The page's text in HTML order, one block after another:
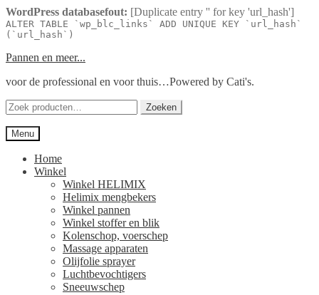
WordPress databasefout: [Duplicate entry '' for key 'url_hash']
ALTER TABLE `wp_blc_links` ADD UNIQUE KEY `url_hash`
(`url_hash`)
Ga
naar
Ga
de
Pannen en meer...
voor de professional en voor thuis…Powered by Cati's.
Zoeken
naar:
Zoeken
Menu
Home
Winkel
Winkel HELIMIX
Helimix mengbekers
Winkel pannen
Winkel stoffer en blik
Kolenschop, voerschep
Massage apparaten
Olijfolie sprayer
Luchtbevochtigers
Sneeuwschep